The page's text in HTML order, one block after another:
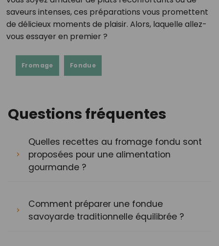
saveurs intenses, ces préparations vous promettent
de délicieux moments de plaisir. Alors, laquelle allez-
vous essayer en premier ?
Fromage Fondue
Questions fréquentes
Quelles recettes au fromage fondu sont
proposées pour une alimentation
gourmande ?
Comment préparer une fondue
savoyarde traditionnelle équilibrée ?